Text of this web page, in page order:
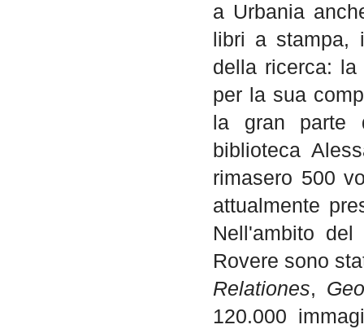
a Urbania
libri a stampa,
della ricerca:
per la sua
la gran parte
biblioteca
rimasero 500
attualmente
Nell'ambito
Rovere sono
Relationes,
120.000